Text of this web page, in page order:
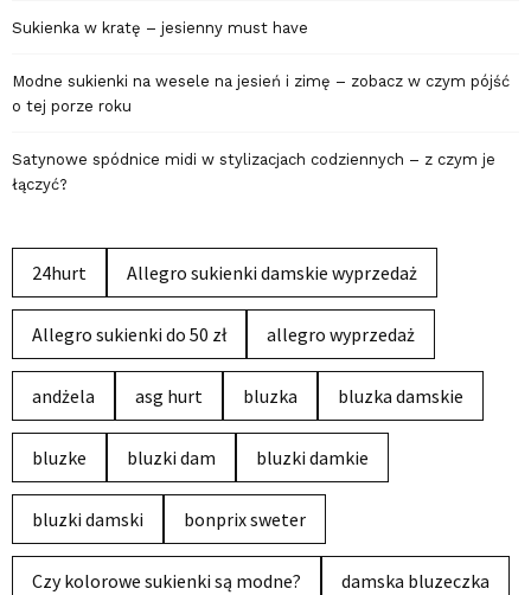
Sukienka w kratę – jesienny must have
Modne sukienki na wesele na jesień i zimę – zobacz w czym pójść
o tej porze roku
Satynowe spódnice midi w stylizacjach codziennych – z czym je
łączyć?
24hurt Allegro sukienki damskie wyprzedaż
Allegro sukienki do 50 zł allegro wyprzedaż
andżela asg hurt bluzka bluzka damskie
bluzke bluzki dam bluzki damkie
bluzki damski bonprix sweter
Czy kolorowe sukienki są modne? damska bluzeczka